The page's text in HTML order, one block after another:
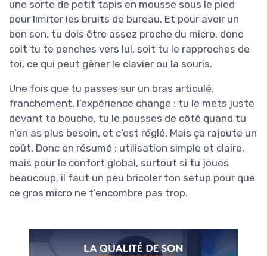
une sorte de petit tapis en mousse sous le pied
pour limiter les bruits de bureau. Et pour avoir un
bon son, tu dois être assez proche du micro, donc
soit tu te penches vers lui, soit tu le rapproches de
toi, ce qui peut gêner le clavier ou la souris.
Une fois que tu passes sur un bras articulé,
franchement, l’expérience change : tu le mets juste
devant ta bouche, tu le pousses de côté quand tu
n’en as plus besoin, et c’est réglé. Mais ça rajoute un
coût. Donc en résumé : utilisation simple et claire,
mais pour le confort global, surtout si tu joues
beaucoup, il faut un peu bricoler ton setup pour que
ce gros micro ne t’encombre pas trop.